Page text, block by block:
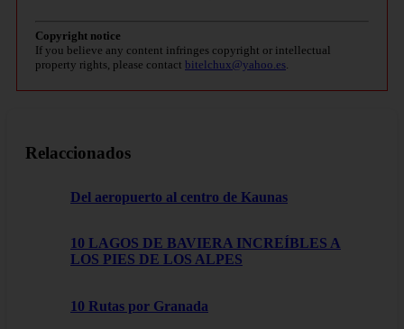
Copyright notice
If you believe any content infringes copyright or intellectual
property rights, please contact bitelchux@yahoo.es
Relaccionados
Del aeropuerto al centro de Kaunas
10 LAGOS DE BAVIERA INCREÍBLES A
LOS PIES DE LOS ALPES
10 Rutas por Granada